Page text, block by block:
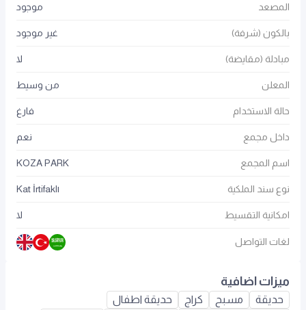
المصعد موجود
بالكون (شرفة) غير موجود
مبادلة (مقايضة) لا
المعلن من وسيط
حالة الاستخدام فارغ
داخل مجمع نعم
اسم المجمع KOZA PARK
نوع سند الملكية Kat İrtifaklı
امكانية التقسيط لا
لغات التواصل
ميزات اضافية
حديقة مسبح كراج
حديقة اطفال